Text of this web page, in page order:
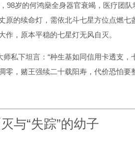
98岁的何鸿燊全身器官衰竭，医疗团
的续命灯，需依北斗七星方位点燃七
，原本平稳的七星灯无风自灭。
私下坦言：“种生基如同信用卡透支
，赌王强续二十载阳寿，代价恐怕要
与“失踪”的幼子